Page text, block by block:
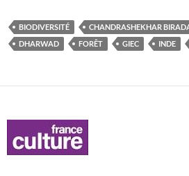
BIODIVERSITÉ CHANDRASHEKHAR
DHARWAD
FORÊT GIEC INDE